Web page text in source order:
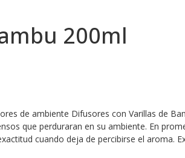
200ml
de ambiente Difusores con Varillas de
que perduraran en su ambiente. En
cuando deja de percibirse el aroma.